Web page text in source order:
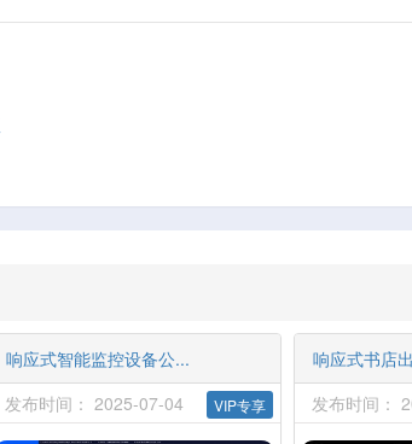
响应式智能监控设备公...
发布时间： 2025-07-04
VIP专享
响应式书店
发布时间：